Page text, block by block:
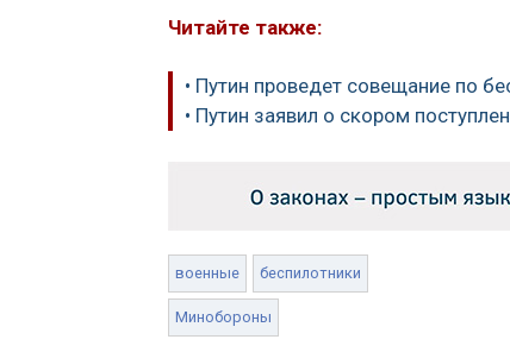
Читайте также:
• Путин проведет совещание по
• Путин заявил о скором
военные беспилотники
Минобороны